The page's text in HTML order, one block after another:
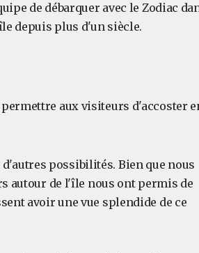
de débarquer avec le Zodiac
depuis plus d'un siècle.
aux visiteurs d'accoster
possibilités. Bien que nous
autour de l'île nous ont permis de
avoir une vue splendide de ce